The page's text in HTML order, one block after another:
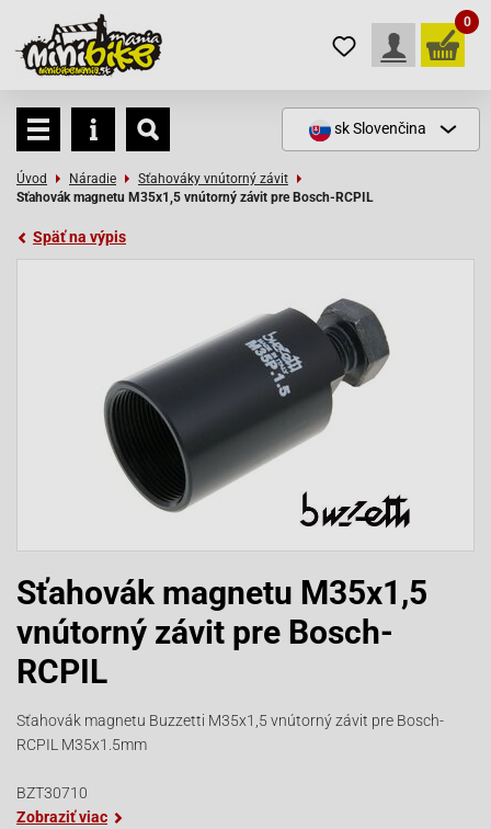
0
skSlovenčina
Úvod Náradie
Sťahováky vnútorný závit
Sťahovák magnetu M35x1,5 vnútorný závit pre Bosch-RCPIL
Späť na výpis
Sťahovák magnetu M35x1,5
vnútorný závit pre Bosch-
RCPIL
Sťahovák magnetu Buzzetti M35x1,5 vnútorný závit pre Bosch-
RCPIL M35x1.5mm
BZT30710
Zobraziť viac